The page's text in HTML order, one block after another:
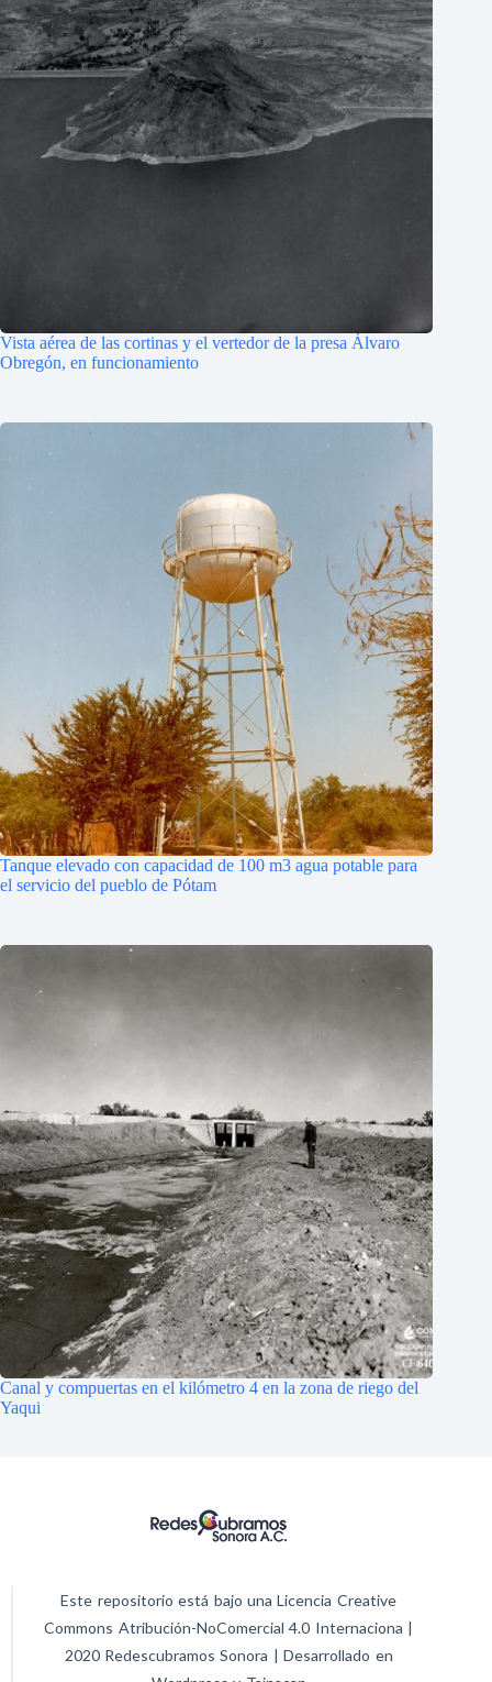
Vista aérea de las cortinas y el vertedor de la presa Álvaro
Obregón, en funcionamiento
Tanque elevado con capacidad de 100 m3 agua potable para
el servicio del pueblo de Pótam
Canal y compuertas en el kilómetro 4 en la zona de riego del
Yaqui
Este repositorio está bajo una Licencia Creative
Commons Atribución-NoComercial 4.0 Internaciona |
2020 Redescubramos Sonora | Desarrollado en